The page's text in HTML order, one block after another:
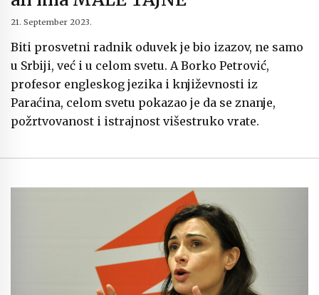
21. September 2023.
Biti prosvetni radnik oduvek je bio izazov, ne samo
u Srbiji, već i u celom svetu. A Borko Petrović,
profesor engleskog jezika i književnosti iz
Paraćina, celom svetu pokazao je da se znanje,
požrtvovanost i istrajnost višestruko vrate.